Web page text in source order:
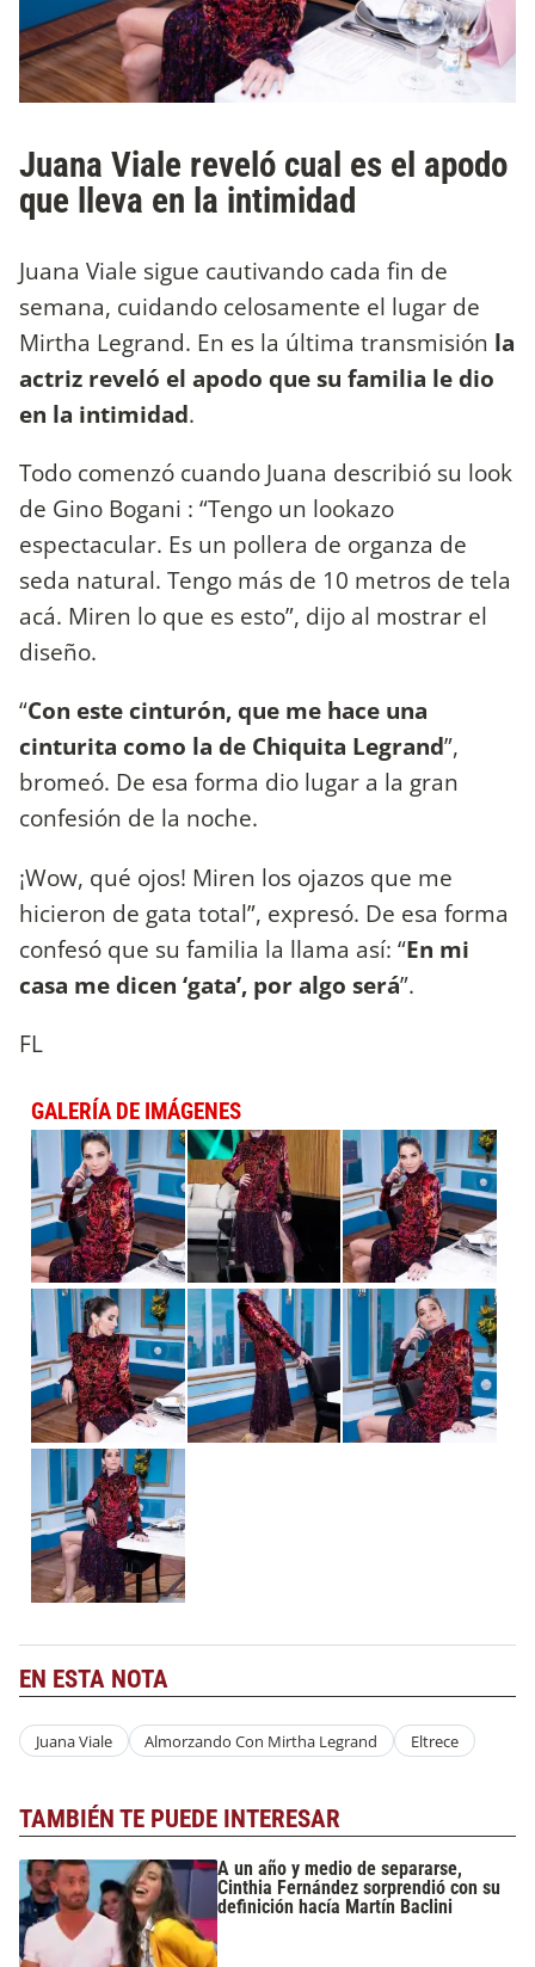
Juana Viale reveló cual es el apodo
que lleva en la intimidad
Juana Viale sigue cautivando cada fin de
semana, cuidando celosamente el lugar de
Mirtha Legrand. En es la última transmisión la
actriz reveló el apodo que su familia le dio
en la intimidad.
Todo comenzó cuando Juana describió su look
de Gino Bogani : “Tengo un lookazo
espectacular. Es un pollera de organza de
seda natural. Tengo más de 10 metros de tela
acá. Miren lo que es esto”, dijo al mostrar el
diseño.
“Con este cinturón, que me hace una
cinturita como la de Chiquita Legrand”,
bromeó. De esa forma dio lugar a la gran
confesión de la noche.
¡Wow, qué ojos! Miren los ojazos que me
hicieron de gata total”, expresó. De esa forma
confesó que su familia la llama así: “En mi
casa me dicen ‘gata’, por algo será”.
FL
GALERÍA DE IMÁGENES
EN ESTA NOTA
Juana Viale Almorzando Con Mirtha Legrand Eltrece
TAMBIÉN TE PUEDE INTERESAR
A un año y medio de separarse,
Cinthia Fernández sorprendió con su
definición hacía Martín Baclini